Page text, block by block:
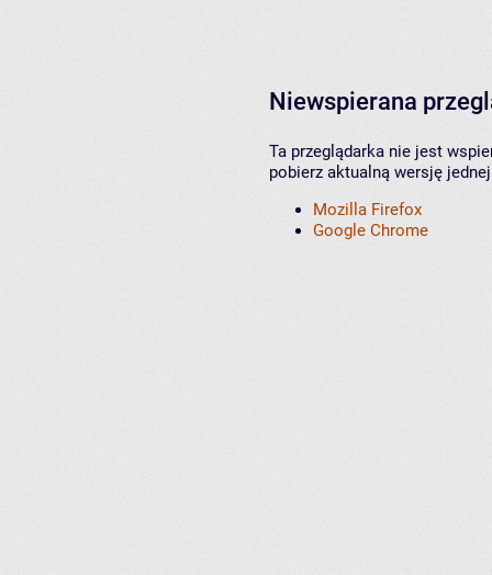
Niewspierana
Ta przeglądarka nie jest
pobierz aktualną wersję
Mozilla Firefox
Google Chrome